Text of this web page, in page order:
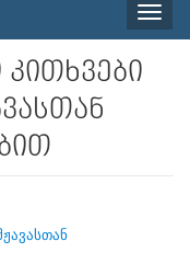
Toggle